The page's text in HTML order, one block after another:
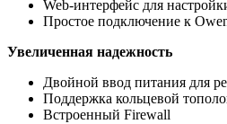
Web-интерфейс для
Простое подключение к
Увеличенная надежность
Двойной ввод питания для
Поддержка кольцевой
Встроенный Firewall